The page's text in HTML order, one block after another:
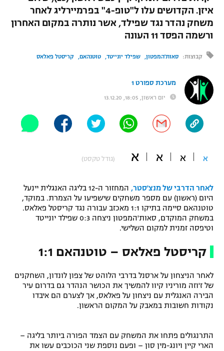
ברחבה
"מעל הליגה" – פודקאסט
"מחצית בשכונה" – פודקאסט
משתתפים וזוכים בפרסים
תקנון משתתפים וזוכים בפרסים
תקנון עבור פעילות ספורט 1 – "מרלן"
טניס
גיימינג E-Sports
תנאי שימוש
תקנון פעילות ספורט 1
הצטרפות לחבילת הערוצים
הפועל באר שבע
מכבי נתניה
בני יהודה
ליגה ברזילאית
אגרוף
ספורט אולימפי
UFC
היאבקות WWE
אופניים
ספורט מוטורי
בייסבול MLB
ספורט אתגרי ואקסטרים
איזן. הקדושים עלו ל"טופ-4" בפרמיירליג לאחר
משחק נהדר נגד שפילד, אשר נותרה במקום האחרון
ורשמה הפסד 11 העונה
קבוצות: סאות'המפטון שפילד יונייטד טוטנהאם קריסטל פאלאס
מערכת ספורט 1
יום ראשון, 18:05, 13.12.20
א א א א (גודל טקסט)
לאחר הדרבי של מנצ'סטר,
המחזור ה-12 בליגה האנגלית יינעל
היום (ראשון) עם מספר משחקים שישפיעו על הצמרת. במוקד,
טוטנהאם סיימה בתיקו 1:1 מאכזב עבורה נגד קריסטל פאלאס.
במשחק המוקדם, סאות'המפטון ניצחה 0:3 שפילד יונייטד
וטיפסה זמנית למקום השלישי.
קריסטל פאלאס – טוטנהאם 1:1
לאחר הניצחון על ארסנל בדרבי הלוהט של צפון לונדון, השחקנים
של ז'וזה מוריניו קיוו להמשיך את הכושר הנהדר גם בדרום עיר
הבירה האנגלית עם ניצחון על פאלאס, אך לצערם הם איבדו
נקודות חשובות במאבק על המקום הראשון.
התרנגולים פתחו את המשחק עם הצמד הפורה ביותר בליגה –
הארי קיין ויונג-מין סון – ופעם נוספת שני הכוכבים עשו את